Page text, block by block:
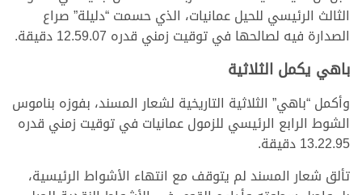
الثالث الرئيسي للحيل عمانيات، الذي حسمت “دليلة” صراع
الصدارة فيه لصالحها في توقيت زمني قدره 12.59.07 دقيقة.
باهي يكمل الثلاثية
وأكمل “باهي” الثلاثية التاريخية لشعار المسند، بفوزه بناموس
الشوط الرابع الرئيسي للزمول عمانيات في توقيت زمني قدره
13.22.95 دقيقة.
تألق شعار المسند لم يتوقف مع انتهاء الأشواط الرئيسية،